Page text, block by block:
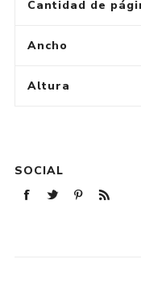
Cantidad de
Ancho
Altura
SOCIAL